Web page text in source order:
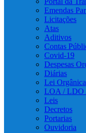
Emendas
Licitações
Atas
Aditivos
Contas
Covid-19
Despesas
Diárias
Lei Orgânica
LOA / LDO
Leis
Decretos
Portarias
Ouvidoria